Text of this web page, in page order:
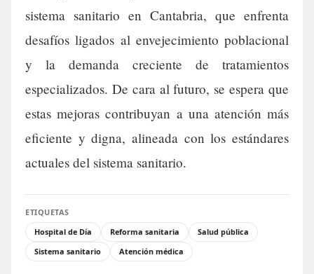
sistema sanitario en Cantabria, que enfrenta
desafíos ligados al envejecimiento poblacional
y la demanda creciente de tratamientos
especializados. De cara al futuro, se espera que
estas mejoras contribuyan a una atención más
eficiente y digna, alineada con los estándares
actuales del sistema sanitario.
ETIQUETAS
Hospital de Día
Reforma sanitaria
Salud pública
Sistema sanitario
Atención médica